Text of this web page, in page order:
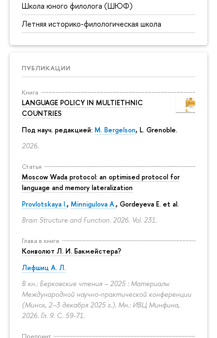
Школа юного филолога (ШЮФ)
Летняя историко-филологическая школа
ПУБЛИКАЦИИ
Книга
LANGUAGE POLICY IN MULTIETHNIC
COUNTRIES
Под науч. редакцией: M. Bergelson, L. Grenoble.
2026.
Статья
Moscow Wada protocol: an optimised protocol for
language and memory lateralization
Provlotskaya I., Minnigulova A., Gordeyeva E. et al.
Brain Structure and Function. 2026. Vol. 231.
Глава в книге
Конволют Л. И. Бакмейстера?
Лифшиц А. Л.
В кн.: Берковские чтения – 2025 : Материалы
Международной научно-практической конференции
(Минск, 2–3 декабря 2025 г.). Мн.: ИВЦ Минфина,
2026. Гл. 9. С. 59-71.